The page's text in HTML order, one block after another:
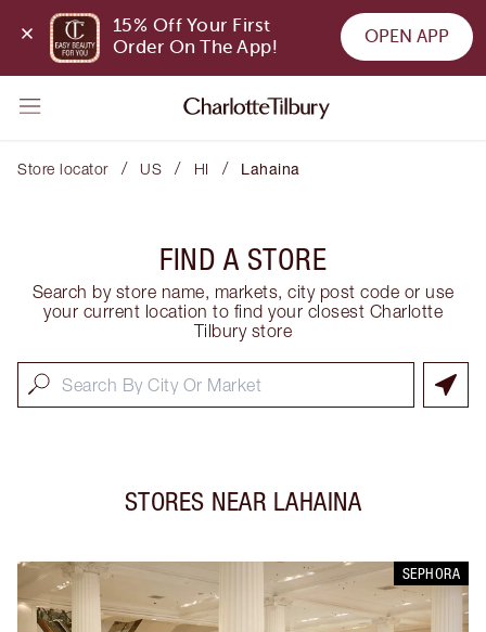
15% Off Your First
Order On The App!
OPEN APP
Store locator / US / HI / Lahaina
FIND A STORE
Search by store name, markets, city post code or use
your current location to find your closest Charlotte
Tilbury store
STORES NEAR LAHAINA
SEPHORA